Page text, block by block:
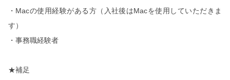
・ Macの使用経験がある方（入社後はMacを使用していただきま
す）
・事務職経験者
★補足